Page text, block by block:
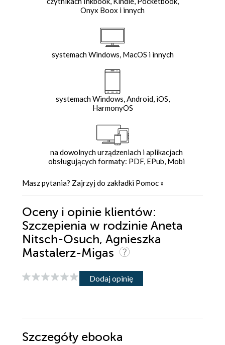
Onyx Boox i innych
systemach Windows, MacOS i innych
systemach Windows, Android, iOS,
HarmonyOS
na dowolnych urządzeniach i aplikacjach
obsługujących formaty: PDF, EPub, Mobi
Masz pytania? Zajrzyj do zakładki Pomoc »
Oceny i opinie klientów:
Szczepienia w rodzinie Aneta
Nitsch-Osuch, Agnieszka
Mastalerz-Migas
Dodaj opinię
Szczegóły ebooka